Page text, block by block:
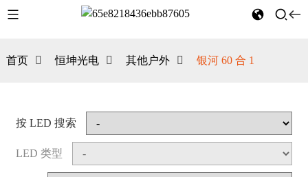
首页 恒坤光电 其他户外 银河 60 合 1
按 LED 搜索
LED 类型